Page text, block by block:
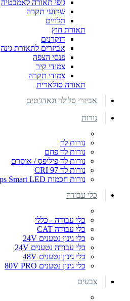
גופי תאורה לאמבטיה
שקועי תקרה
תלויים
תאורת חוץ
דוקרנים
אביזרים לתאורת גינה
פנסי הצפה
צמודי קיר
צמודי תקרה
תאורה סולארית
אביזרי סלולר וגאדג'טים
נורות
נורות לד
נורות לד פחם
נורות לד פיליפס / אוסרם
נורות לד CRI 97
נורות חכמות Philips Smart LED
כלי עבודה
כלי עבודה - כללי
כלי עבודה CAT
כלי גינון נטענים 24V
כלי עבודה נטענים 24V
כלי גינון נטענים 48V
כלי גינון נטענים 80V PRO
צבעים